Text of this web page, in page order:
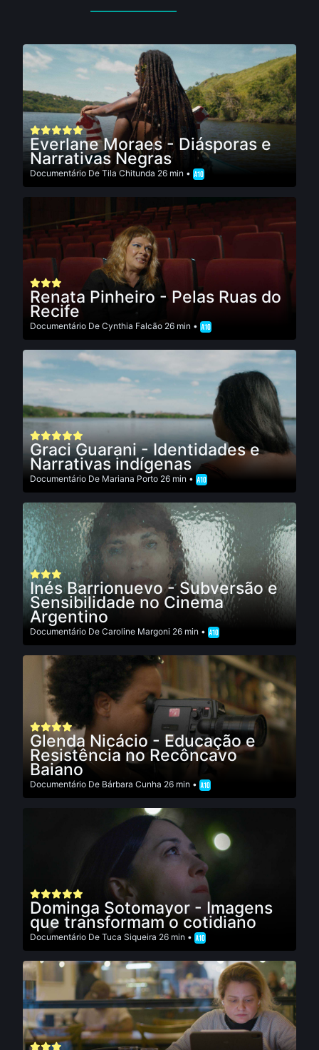
Everlane Moraes - Diásporas e
Narrativas Negras
Documentário De Tila Chitunda 26 min •
Renata Pinheiro - Pelas Ruas do
Recife
Documentário De Cynthia Falcão 26 min •
Graci Guarani - Identidades e
Narrativas indígenas
Documentário De Mariana Porto 26 min •
Inés Barrionuevo - Subversão e
Sensibilidade no Cinema
Argentino
Documentário De Caroline Margoni 26 min •
Glenda Nicácio - Educação e
Resistência no Recôncavo
Baiano
Documentário De Bárbara Cunha 26 min •
Dominga Sotomayor - Imagens
que transformam o cotidiano
Documentário De Tuca Siqueira 26 min •